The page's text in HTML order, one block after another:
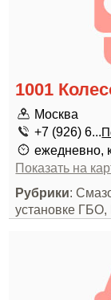
1001
Москва
+7 (926) 6...
ежедневно,
Показать на
Рубрики:
установке